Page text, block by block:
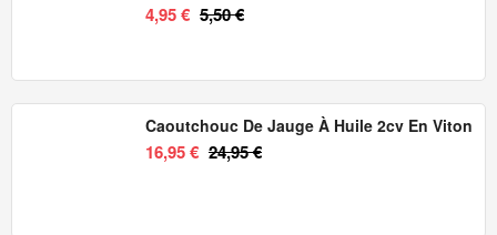
4,95 € 5,50 €
Caoutchouc De Jauge À Huile 2cv En Viton
16,95 € 24,95 €